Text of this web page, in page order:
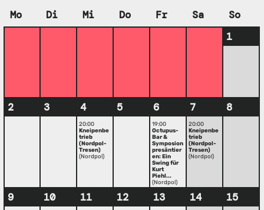
Mo Di Mi Do Fr Sa
So
1
2 3 4
20:00
Kneipenbe
trieb
(Nordpol-
Tresen)
(Nordpol)
5 6
19:00
Octupus-
Bar &
Symposion
presäntier
en: Ein
Swing für
Kurt
Piehl...
(Nordpol)
7
20:00
Kneipenbe
trieb
(Nordpol-
Tresen)
(Nordpol)
8
9 10 11 12 13 14 15